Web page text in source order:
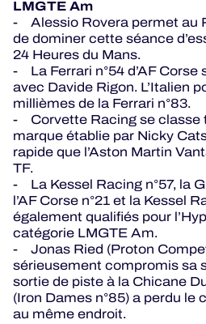
LMGTE Am
- Alessio Rovera permet au
de dominer cette séance
24 Heures du Mans.
- La Ferrari n°54 d’AF Corse
avec Davide Rigon. L’Italien
millièmes de la Ferrari n°83.
- Corvette Racing se classe
marque établie par Nicky
rapide que l’Aston Martin
TF.
- La Kessel Racing n°57, la
l’AF Corse n°21 et la Kessel
également qualifiés pour
catégorie LMGTE Am.
- Jonas Ried (Proton
sérieusement compromis sa
sortie de piste à la Chicane
(Iron Dames n°85) a perdu le
au même endroit.